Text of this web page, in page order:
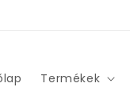
Termékek